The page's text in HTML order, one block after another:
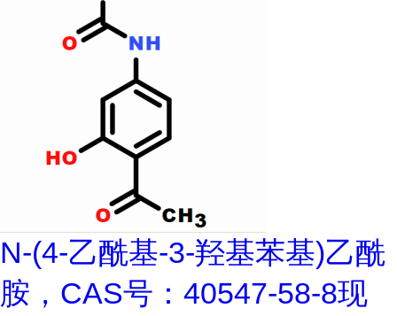
N-(4-乙酰基-3-羟基苯基)乙酰
胺，CAS号：40547-58-8现